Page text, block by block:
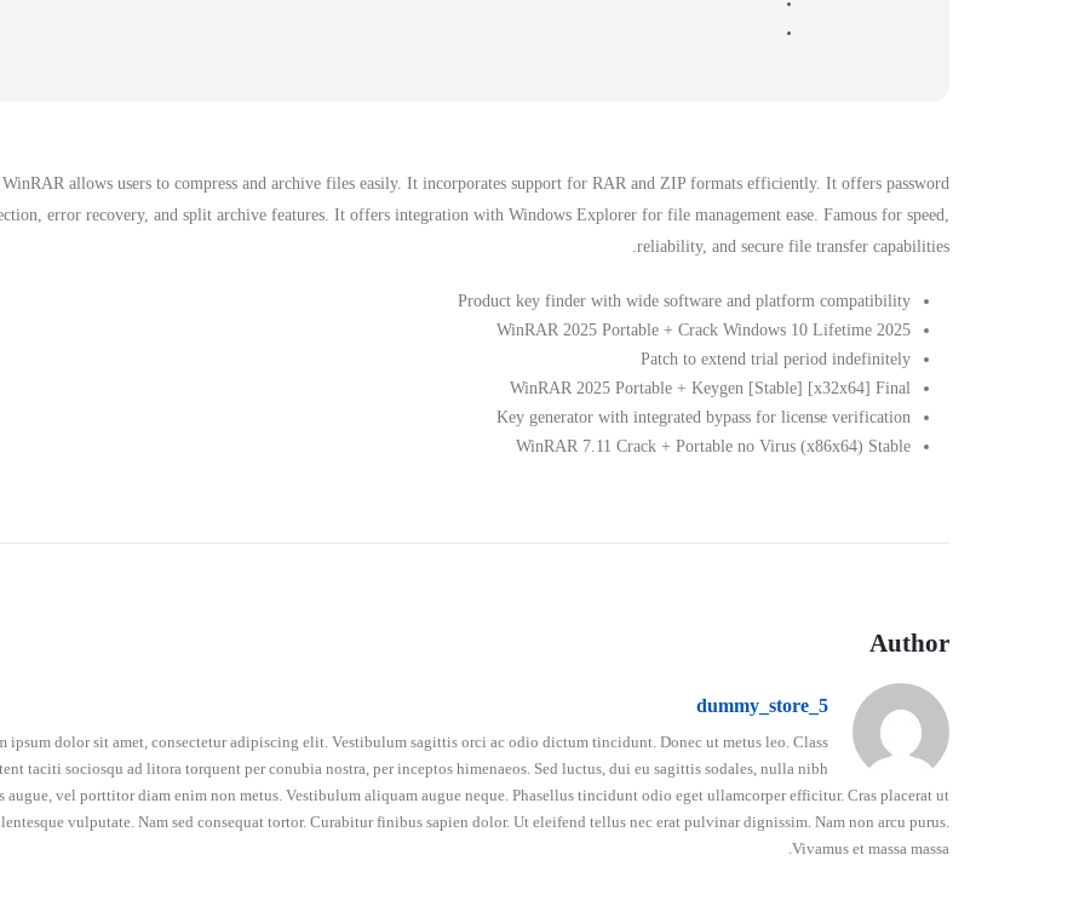
WinRAR allows users to compress and archive files easily. It incorporates support for RAR and ZIP formats efficiently. It offers password
error recovery, and split archive features. It offers integration with Windows Explorer for file management ease. Famous for speed,
reliability, and secure file transfer capabilities.
Product key finder with wide software and platform compatibility
WinRAR 2025 Portable + Crack Windows 10 Lifetime 2025
Patch to extend trial period indefinitely
WinRAR 2025 Portable + Keygen [Stable] [x32x64] Final
Key generator with integrated bypass for license verification
WinRAR 7.11 Crack + Portable no Virus (x86x64) Stable
Author
dummy_store_5
ipsum dolor sit amet, consectetur adipiscing elit. Vestibulum sagittis orci ac odio dictum tincidunt. Donec ut metus leo. Class
taciti sociosqu ad litora torquent per conubia nostra, per inceptos himenaeos. Sed luctus, dui eu sagittis sodales, nulla nibh
augue, vel porttitor diam enim non metus. Vestibulum aliquam augue neque. Phasellus tincidunt odio eget ullamcorper efficitur. Cras placerat ut
vulputate. Nam sed consequat tortor. Curabitur finibus sapien dolor. Ut eleifend tellus nec erat pulvinar dignissim. Nam non arcu purus.
Vivamus et massa massa.